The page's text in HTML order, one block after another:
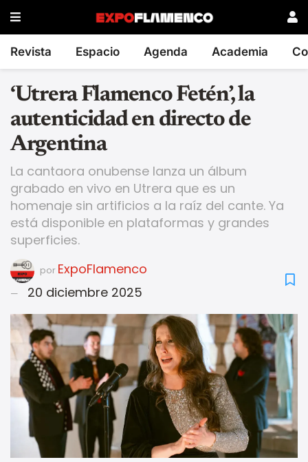
Revista Espacio Agenda Academia
‘Utrera Flamenco Fetén’, la
autenticidad en directo de
Argentina
La cantaora onubense lanza un álbum
grabado en vivo en Utrera que es un
homenaje sin artificios a la raíz del cante. Ya
está disponible en plataformas y grandes
superficies.
por ExpoFlamenco
20 diciembre 2025